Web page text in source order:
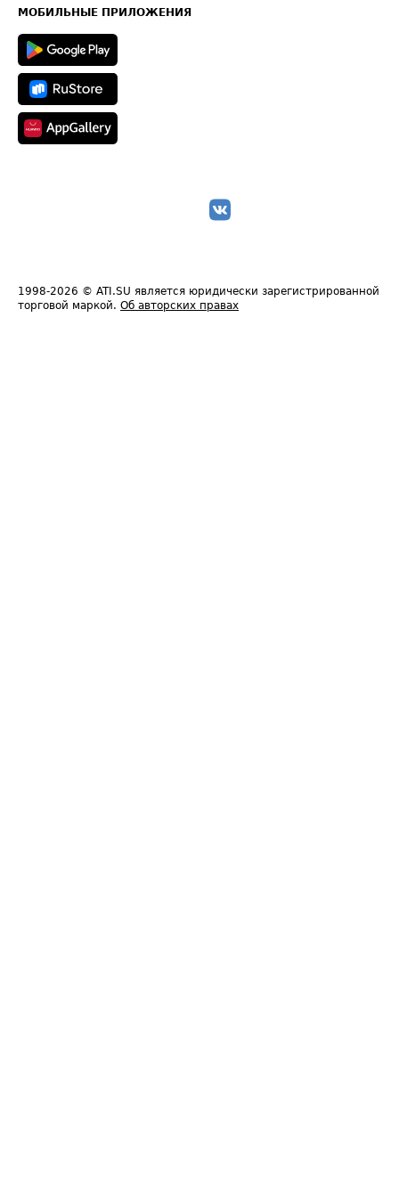
Техническая информация
МОБИЛЬНЫЕ ПРИЛОЖЕНИЯ
1998-2026 © ATI.SU является юридически зарегистрированной
торговой маркой. Об авторских правах